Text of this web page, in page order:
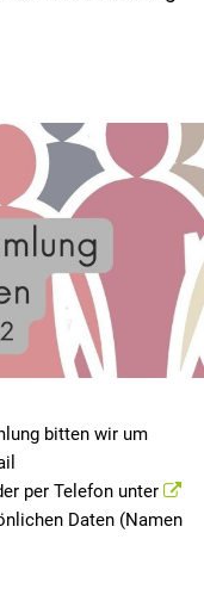
bitten wir um
per Telefon unter
Daten (Namen